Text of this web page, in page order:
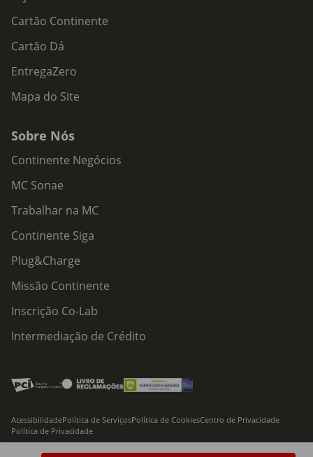
Cartão Continente
Cartão Dá
EntregaZero
Mapa do Site
Sobre Nós
Continente Negócios
MC Sonae
Trabalhar na MC
Continente Siga
Plug&Charge
Missão Continente
Inscrição Co-Lab
Intermediação de Crédito
AcessibilidadePolítica de ServiçosPolítica de CookiesCentro de Privacidade
Política de Privacidade